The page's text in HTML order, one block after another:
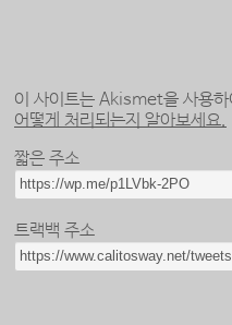
이 사이트는 Akismet을 사용하
어떻게 처리되는지 알아보세요.
짧은 주소
트랙백 주소